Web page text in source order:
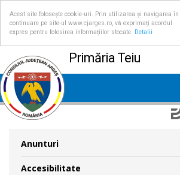
Acest site folosește cookie-uri. Prin utilizarea și navigarea în
continuare pe site-ul www.cjarges.ro, vă exprimați acordul
expres pentru folosirea informațiilor stocate.
Detalii
Primăria Teiu
Anunturi
Accesibilitate